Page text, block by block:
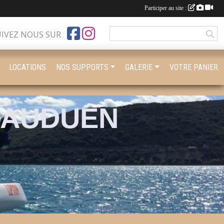
NOUS SUR
LOCATIONS NOS SUPPORTS GALERIE VOTRE PANIER
Participer au site :